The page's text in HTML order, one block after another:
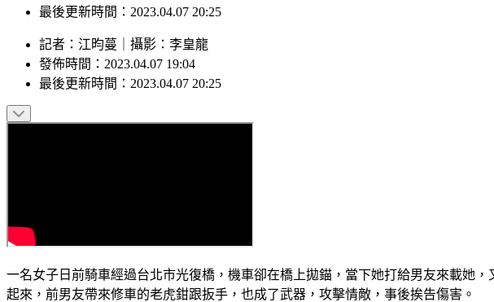
最後更新時間：2023.04.07 20:25
記者 ： 江昀蔓 攝影 ： 李皇龍
發佈時間： 2023.04.07 19:04
最後更新時間： 2023.04.07 20:25
一名女子日前騎車經過台北市光復橋，機車卻在橋上拋錨，當下她打給男友來載她
起來，前男友帶來修車的老虎鉗跟扳手，也成了武器，攻擊情敵，事後挨告傷害。